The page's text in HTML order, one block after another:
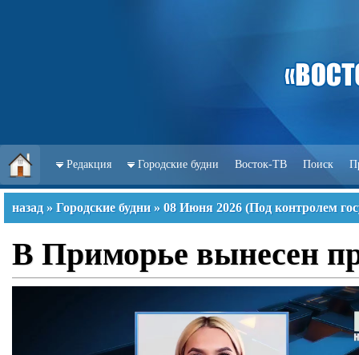
Редакция Городские будни Восток-ТВ Поиск
назад » Городские будни » 08 Июня 2026 (Под контролем
В Приморье вынесен